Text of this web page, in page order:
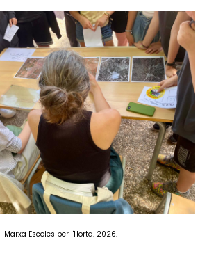
Marxa Escoles per l'Horta. 2026.